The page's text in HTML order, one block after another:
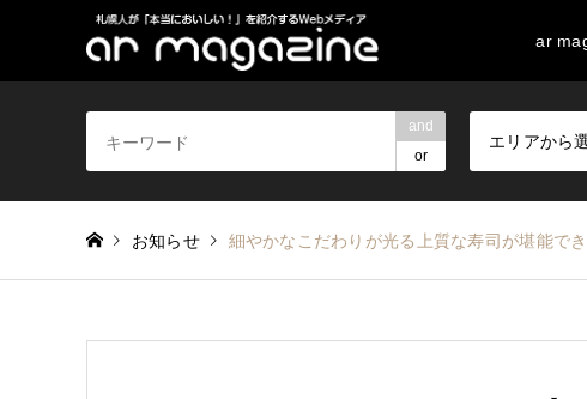
ar
and
or
エリアから
お知らせ 細やかなこだわりが光る上質な寿司が堪能で